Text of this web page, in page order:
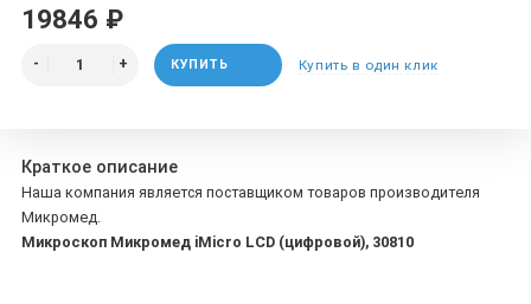
19846 ₽
КУПИТЬ Купить в один клик
Краткое описание
Наша компания является поставщиком товаров производителя
Микромед.
Микроскоп Микромед iMicro LCD (цифровой), 30810